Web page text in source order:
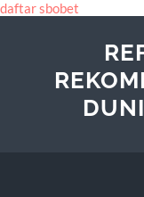
daftar sbobet